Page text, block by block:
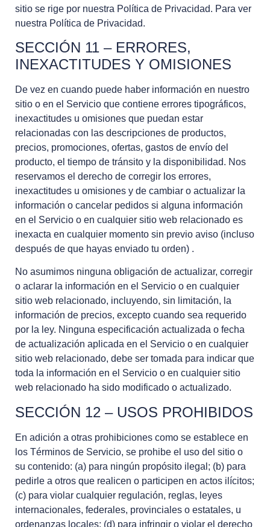
sitio se rige por nuestra Política de Privacidad. Para ver
nuestra Política de Privacidad.
SECCIÓN 11 – ERRORES,
INEXACTITUDES Y OMISIONES
De vez en cuando puede haber información en nuestro
sitio o en el Servicio que contiene errores tipográficos,
inexactitudes u omisiones que puedan estar
relacionadas con las descripciones de productos,
precios, promociones, ofertas, gastos de envío del
producto, el tiempo de tránsito y la disponibilidad. Nos
reservamos el derecho de corregir los errores,
inexactitudes u omisiones y de cambiar o actualizar la
información o cancelar pedidos si alguna información
en el Servicio o en cualquier sitio web relacionado es
inexacta en cualquier momento sin previo aviso (incluso
después de que hayas enviado tu orden) .
No asumimos ninguna obligación de actualizar, corregir
o aclarar la información en el Servicio o en cualquier
sitio web relacionado, incluyendo, sin limitación, la
información de precios, excepto cuando sea requerido
por la ley. Ninguna especificación actualizada o fecha
de actualización aplicada en el Servicio o en cualquier
sitio web relacionado, debe ser tomada para indicar que
toda la información en el Servicio o en cualquier sitio
web relacionado ha sido modificado o actualizado.
SECCIÓN 12 – USOS PROHIBIDOS
En adición a otras prohibiciones como se establece en
los Términos de Servicio, se prohibe el uso del sitio o
su contenido: (a) para ningún propósito ilegal; (b) para
pedirle a otros que realicen o participen en actos ilícitos;
(c) para violar cualquier regulación, reglas, leyes
internacionales, federales, provinciales o estatales, u
ordenanzas locales; (d) para infringir o violar el derecho